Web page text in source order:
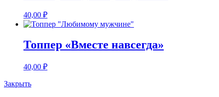
40,00 ₽
Топпер «Вместе навсегда»
40,00 ₽
Закрыть